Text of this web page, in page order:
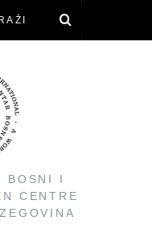
BOSNI I
CENTRE